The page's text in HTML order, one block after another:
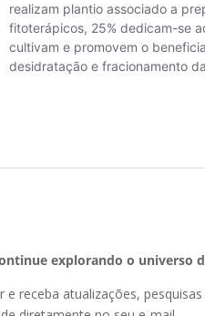
explorando o universo
e receba atualizações,